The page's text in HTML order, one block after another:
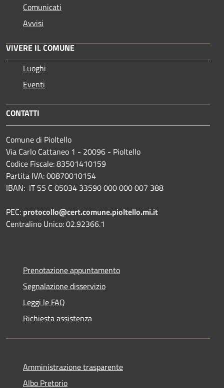
Comunicati
Avvisi
VIVERE IL COMUNE
Luoghi
Eventi
CONTATTI
Comune di Pioltello
Via Carlo Cattaneo 1 - 20096 - Pioltello
Codice Fiscale: 83501410159
Partita IVA: 00870010154
IBAN: IT 55 C 05034 33590 000 000 007 388
PEC: protocollo@cert.comune.pioltello.mi.it
Centralino Unico: 02.92366.1
Prenotazione appuntamento
Segnalazione disservizio
Leggi le FAQ
Richiesta assistenza
Amministrazione trasparente
Albo Pretorio